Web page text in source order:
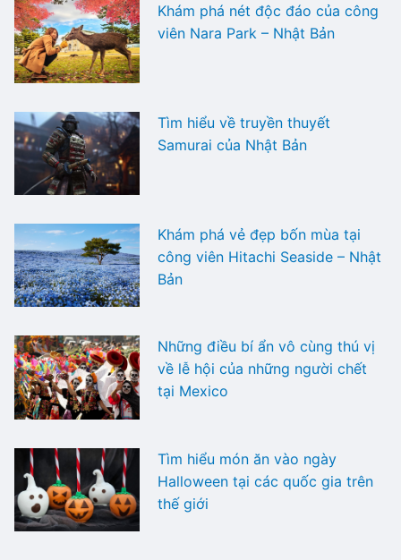
Khám phá nét độc đáo của công
viên Nara Park – Nhật Bản
Tìm hiểu về truyền thuyết
Samurai của Nhật Bản
Khám phá vẻ đẹp bốn mùa tại
công viên Hitachi Seaside – Nhật
Bản
Những điều bí ẩn vô cùng thú vị
về lễ hội của những người chết
tại Mexico
Tìm hiểu món ăn vào ngày
Halloween tại các quốc gia trên
thế giới